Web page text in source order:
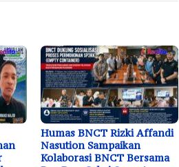
Humas BNCT Rizki Affandi
Nasution Sampaikan
Kolaborasi BNCT Bersama